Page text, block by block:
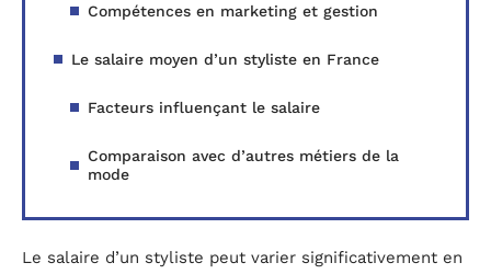
Compétences en marketing et gestion
Le salaire moyen d’un styliste en France
Facteurs influençant le salaire
Comparaison avec d’autres métiers de la
mode
Le salaire d’un styliste peut varier significativement en